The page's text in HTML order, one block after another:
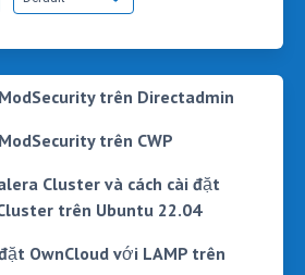
trên Directadmin
trên CWP
Cluster và cách cài đặt
trên Ubuntu 22.04
OwnCloud với LAMP trên